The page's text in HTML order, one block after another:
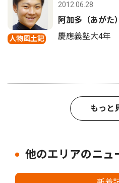
人物風土記
2012.06.28
阿加多（あがた
慶應義塾大4年
もっと
他のエリアのニュ